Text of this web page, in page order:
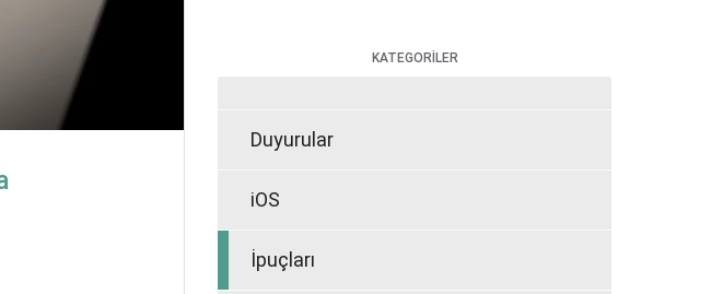
KATEGORİLER
Duyurular
iOS
İpuçları